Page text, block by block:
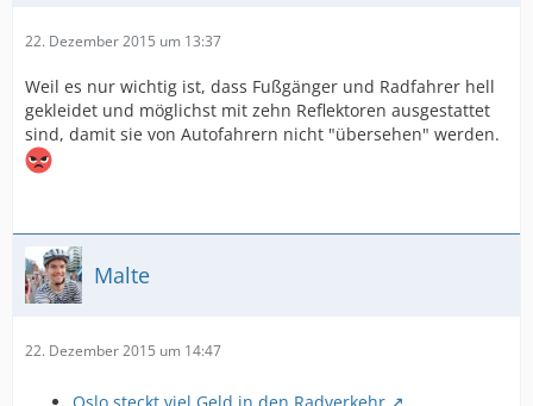
22. Dezember 2015 um 13:37
Weil es nur wichtig ist, dass Fußgänger und Radfahrer hell
gekleidet und möglichst mit zehn Reflektoren ausgestattet
sind, damit sie von Autofahrern nicht "übersehen" werden.
Malte
22. Dezember 2015 um 14:47